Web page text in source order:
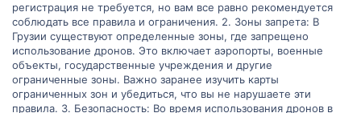
регистрация не требуется, но вам все равно рекомендуется
соблюдать все правила и ограничения. 2. Зоны запрета: В
Грузии существуют определенные зоны, где запрещено
использование дронов. Это включает аэропорты, военные
объекты, государственные учреждения и другие
ограниченные зоны. Важно заранее изучить карты
ограниченных зон и убедиться, что вы не нарушаете эти
правила. 3. Безопасность: Во время использования дронов в